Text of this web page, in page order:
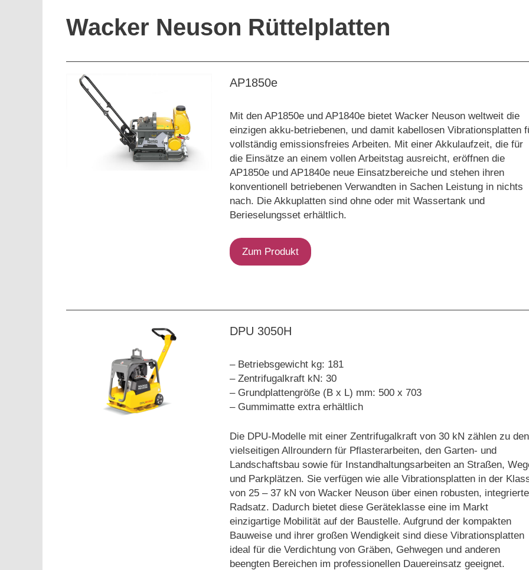
Wacker Neuson Rüttelplatten
AP1850e
Mit den AP1850e und AP1840e bietet Wacker Neuson weltweit die
einzigen akku-betriebenen, und damit kabellosen Vibrationsplatten
vollständig emissionsfreies Arbeiten. Mit einer Akkulaufzeit, die für
die Einsätze an einem vollen Arbeitstag ausreicht, eröffnen die
AP1850e und AP1840e neue Einsatzbereiche und stehen ihren
konventionell betriebenen Verwandten in Sachen Leistung in nichts
nach. Die Akkuplatten sind ohne oder mit Wassertank und
Berieselungsset erhältlich.
Zum Produkt
DPU 3050H
– Betriebsgewicht kg: 181
– Zentrifugalkraft kN: 30
– Grundplattengröße (B x L) mm: 500 x 703
– Gummimatte extra erhältlich
Die DPU-Modelle mit einer Zentrifugalkraft von 30 kN zählen zu den
vielseitigen Allroundern für Pflasterarbeiten, den Garten- und
Landschaftsbau sowie für Instandhaltungsarbeiten an Straßen,
und Parkplätzen. Sie verfügen wie alle Vibrationsplatten in der
von 25 – 37 kN von Wacker Neuson über einen robusten,
Radsatz. Dadurch bietet diese Geräteklasse eine im Markt
einzigartige Mobilität auf der Baustelle. Aufgrund der kompakten
Bauweise und ihrer großen Wendigkeit sind diese Vibrationsplatten
ideal für die Verdichtung von Gräben, Gehwegen und anderen
beengten Bereichen im professionellen Dauereinsatz geeignet.